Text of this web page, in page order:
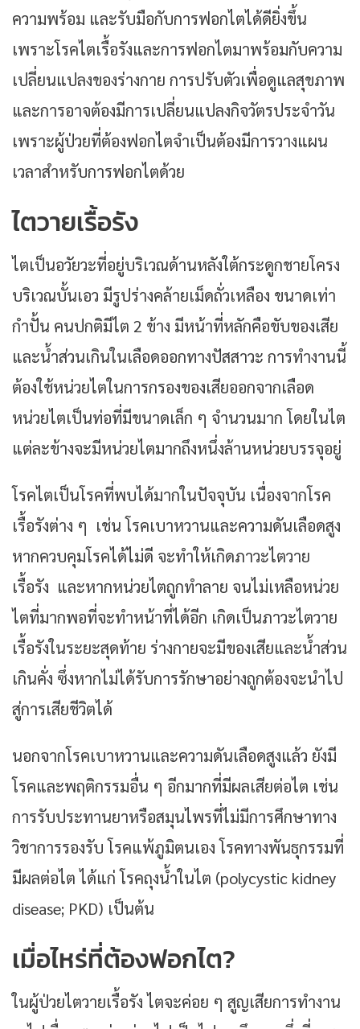
ความพร้อม และรับมือกับการฟอกไตได้ดียิ่งขึ้น
เพราะโรคไตเรื้อรังและการฟอกไตมาพร้อมกับความ
เปลี่ยนแปลงของร่างกาย การปรับตัวเพื่อดูแลสุขภาพ
และการอาจต้องมีการเปลี่ยนแปลงกิจวัตรประจำวัน
เพราะผู้ป่วยที่ต้องฟอกไตจำเป็นต้องมีการวางแผน
เวลาสำหรับการฟอกไตด้วย
ไตวายเรื้อรัง
ไตเป็นอวัยวะที่อยู่บริเวณด้านหลังใต้กระดูกชายโครง
บริเวณบั้นเอว มีรูปร่างคล้ายเม็ดถั่วเหลือง ขนาดเท่า
กำปั้น คนปกติมีไต 2 ข้าง มีหน้าที่หลักคือขับของเสีย
และน้ำส่วนเกินในเลือดออกทางปัสสาวะ การทำงานนี้
ต้องใช้หน่วยไตในการกรองของเสียออกจากเลือด
หน่วยไตเป็นท่อที่มีขนาดเล็ก ๆ จำนวนมาก โดยในไต
แต่ละข้างจะมีหน่วยไตมากถึงหนึ่งล้านหน่วยบรรจุอยู่
โรคไตเป็นโรคที่พบได้มากในปัจจุบัน เนื่องจากโรค
เรื้อรังต่าง ๆ เช่น โรคเบาหวานและความดันเลือดสูง
หากควบคุมโรคได้ไม่ดี จะทำให้เกิดภาวะไตวาย
เรื้อรัง และหากหน่วยไตถูกทำลาย จนไม่เหลือหน่วย
ไตที่มากพอที่จะทำหน้าที่ได้อีก เกิดเป็นภาวะไตวาย
เรื้อรังในระยะสุดท้าย ร่างกายจะมีของเสียและน้ำส่วน
เกินคั่ง ซึ่งหากไม่ได้รับการรักษาอย่างถูกต้องจะนำไป
สู่การเสียชีวิตได้
นอกจากโรคเบาหวานและความดันเลือดสูงแล้ว ยังมี
โรคและพฤติกรรมอื่น ๆ อีกมากที่มีผลเสียต่อไต เช่น
การรับประทานยาหรือสมุนไพรที่ไม่มีการศึกษาทาง
วิชาการรองรับ โรคแพ้ภูมิตนเอง โรคทางพันธุกรรมที่
มีผลต่อไต ได้แก่ โรคถุงน้ำในไต (polycystic kidney
disease; PKD) เป็นต้น
เมื่อไหร่ที่ต้องฟอกไต?
ในผู้ป่วยไตวายเรื้อรัง ไตจะค่อย ๆ สูญเสียการทำงาน